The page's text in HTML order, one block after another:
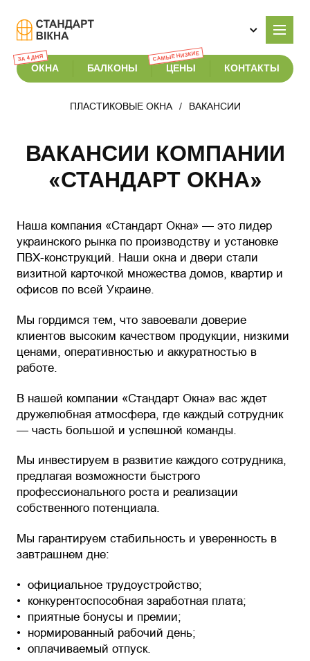
ЗА 4 ДНЯ
ОКНА БАЛКОНЫ
САМЫЕ НИЗКИЕ
ЦЕНЫ КОНТАКТЫ
ПЛАСТИКОВЫЕ ОКНА ВАКАНСИИ
ВАКАНСИИ КОМПАНИИ
«СТАНДАРТ ОКНА»
Наша компания «Стандарт Окна» — это лидер
украинского рынка по производству и установке
ПВХ-конструкций. Наши окна и двери стали
визитной карточкой множества домов, квартир и
офисов по всей Украине.
Мы гордимся тем, что завоевали доверие
клиентов высоким качеством продукции, низкими
ценами, оперативностью и аккуратностью в
работе.
В нашей компании «Стандарт Окна» вас ждет
дружелюбная атмосфера, где каждый сотрудник
— часть большой и успешной команды.
Мы инвестируем в развитие каждого сотрудника,
предлагая возможности быстрого
профессионального роста и реализации
собственного потенциала.
Мы гарантируем стабильность и уверенность в
завтрашнем дне:
официальное трудоустройство;
конкурентоспособная заработная плата;
приятные бонусы и премии;
нормированный рабочий день;
оплачиваемый отпуск.